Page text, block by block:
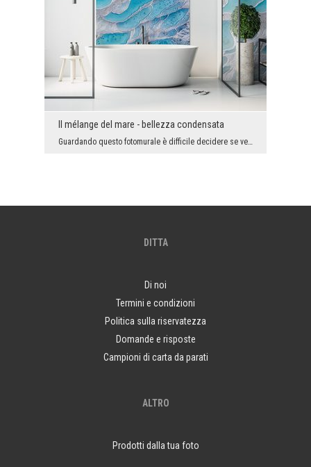
Il mélange del mare - bellezza condensata
Guardando questo fotomurale è difficile decidere se vediamo un paesaggio interessante direttament...
DITTA
Di noi
Termini e condizioni
Politica sulla riservatezza
Domande e risposte
Campioni di carta da parati
ALTRO
Prodotti dalla tua foto